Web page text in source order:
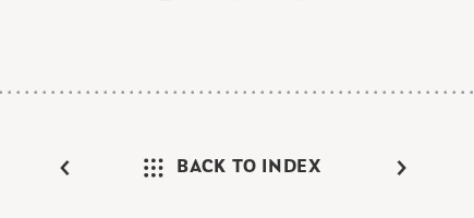
BACK TO INDEX